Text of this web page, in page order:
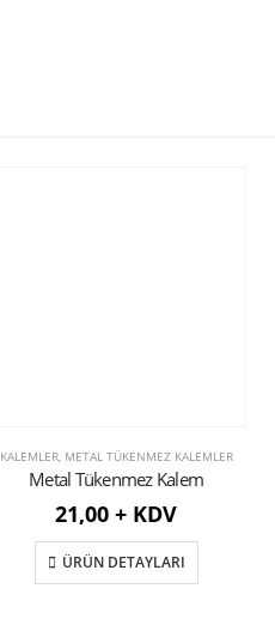
KALEMLER, METAL TÜKENMEZ KALEMLER
Metal Tükenmez Kalem
21,00 + KDV
ÜRÜN DETAYLARI